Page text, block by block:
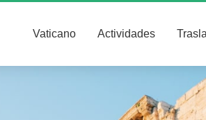
Vaticano Actividades